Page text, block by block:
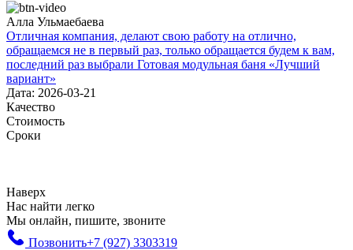
Алла Ульмаебаева
Отличная компания, делают свою работу на отлично,
обращаемся не в первый раз, только обращается будем к вам,
последний раз выбрали Готовая модульная баня «Лучший
вариант»
Дата: 2026-03-21
Качество
Стоимость
Сроки
Наверх
Нас найти легко
Мы онлайн, пишите, звоните
Позвонить+7 (927) 3303319